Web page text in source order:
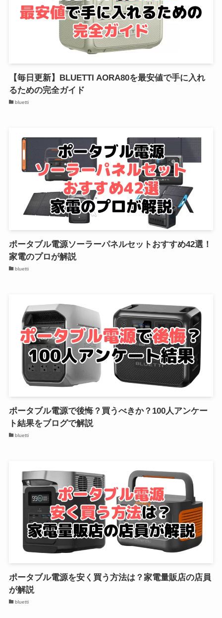
【毎日更新】BLUETTI AORA80を最安値で手に入れ
るための完全ガイド
bluetti
ポータブル電源ソーラーパネルセットおすすめ42選！
家電のプロが解説
bluetti
ポータブル電源で後悔？買うべきか？100人アンケー
ト結果をブログで解説
bluetti
ポータブル電源を安く買う方法は？家電量販店の店員
が解説
bluetti